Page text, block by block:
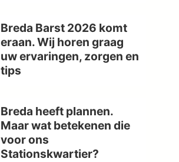
Breda Barst 2026 komt
eraan. Wij horen graag
uw ervaringen, zorgen en
tips
Breda heeft plannen.
Maar wat betekenen die
voor ons
Stationskwartier?